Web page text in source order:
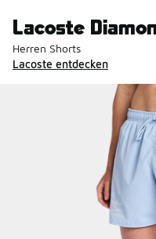
Lacoste
Herren Shorts
Lacoste entdecken